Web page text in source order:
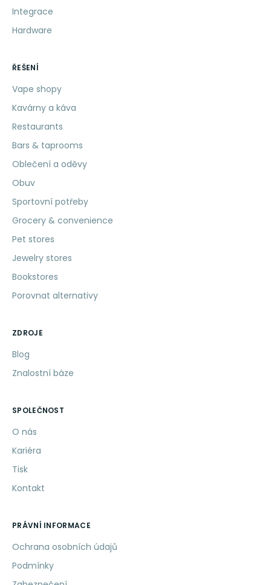
Integrace
Hardware
ŘEŠENÍ
Vape shopy
Kavárny a káva
Restaurants
Bars & taprooms
Oblečení a oděvy
Obuv
Sportovní potřeby
Grocery & convenience
Pet stores
Jewelry stores
Bookstores
Porovnat alternativy
ZDROJE
Blog
Znalostní báze
SPOLEČNOST
O nás
Kariéra
Tisk
Kontakt
PRÁVNÍ INFORMACE
Ochrana osobních údajů
Podmínky